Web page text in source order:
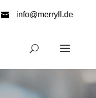
info@merryll.de